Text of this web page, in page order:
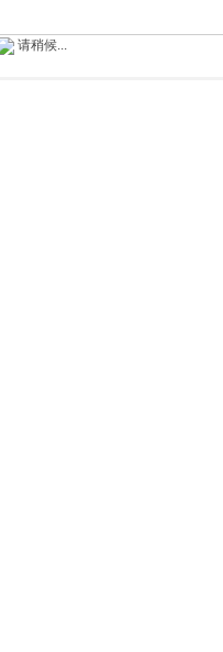
请稍候...